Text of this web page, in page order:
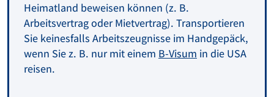
Heimatland beweisen können (z. B.
Arbeitsvertrag oder Mietvertrag). Transportieren
Sie keinesfalls Arbeitszeugnisse im Handgepäck,
wenn Sie z. B. nur mit einem B-Visum in die USA
reisen.